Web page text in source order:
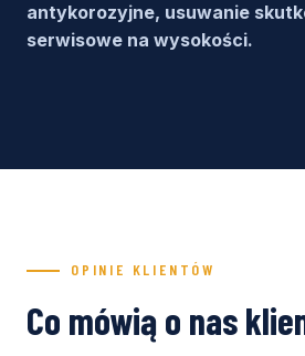
antykorozyjne, usuwanie
serwisowe na wysokości.
OPINIE KLIENTÓW
Co mówią o nas